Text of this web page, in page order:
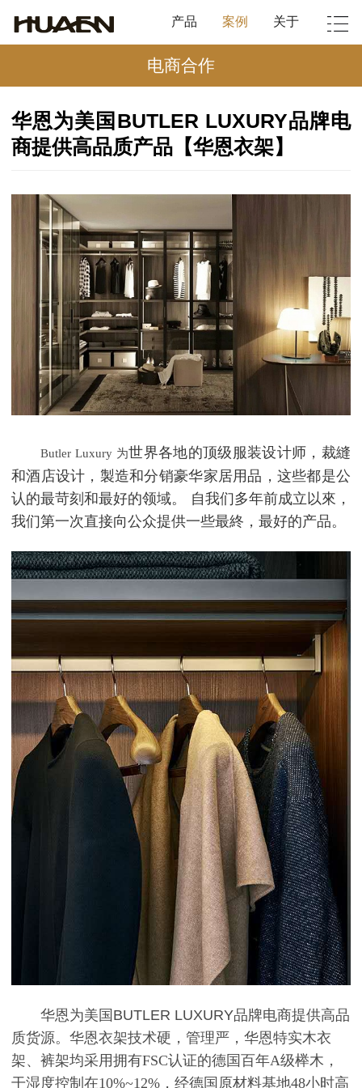
产品 案例 关于
电商合作
华恩为美国BUTLER LUXURY品牌电
商提供高品质产品【华恩衣架】
Butler Luxury 为世界各地的顶级服装设计师，裁縫
和酒店设计，製造和分销豪华家居用品，这些都是公
认的最苛刻和最好的领域。 自我们多年前成立以來，
我们第一次直接向公众提供一些最終，最好的产品。
华恩为美国BUTLER LUXURY品牌电商提供高品
质货源。 华恩衣架技术硬，管理严，华恩特实木衣
架、裤架均采用拥有FSC认证的德国百年A级榉木，
干湿度控制在10%~12%，经德国原材料基地48小时高